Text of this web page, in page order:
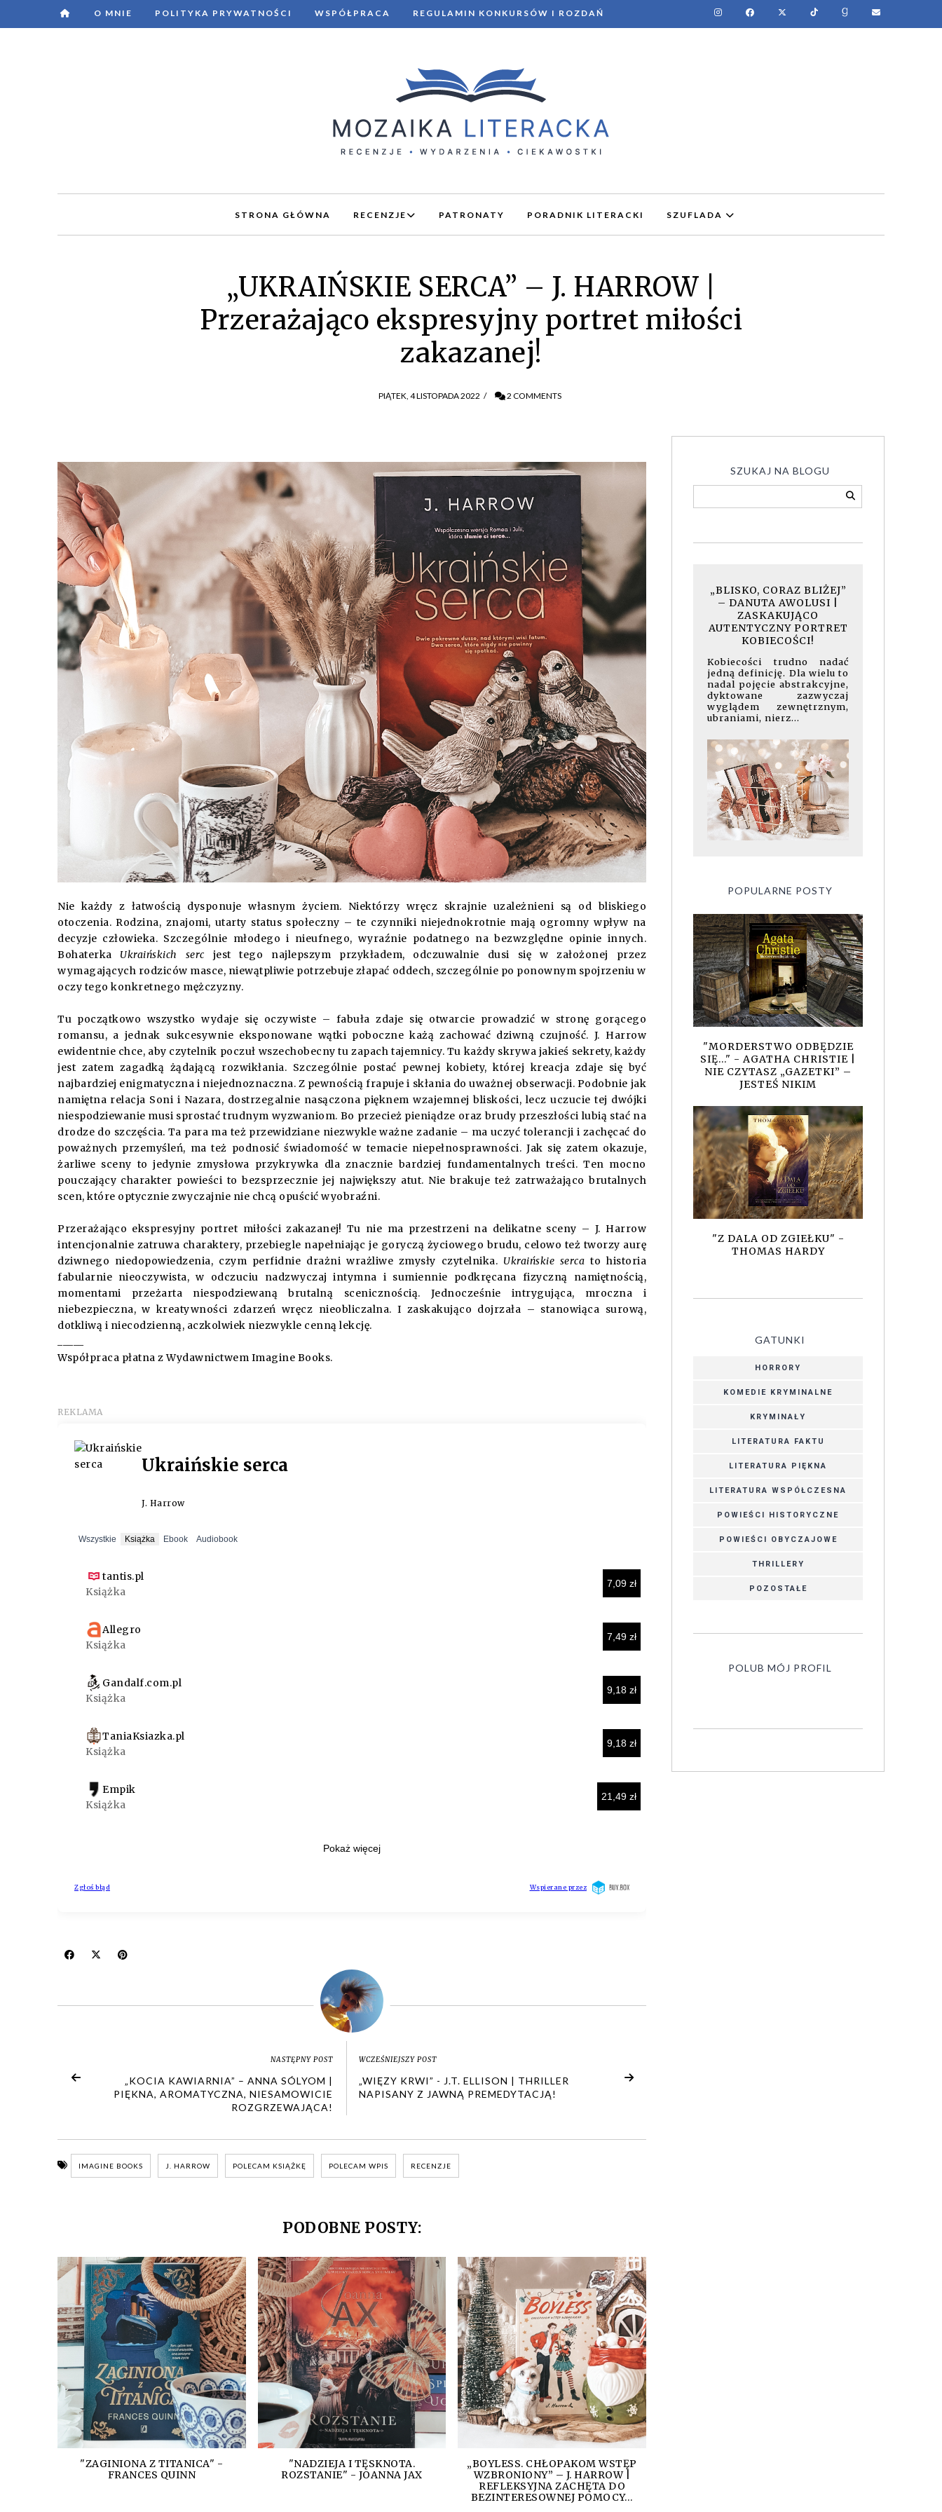
O MNIE POLITYKA PRYWATNOŚCI WSPÓŁPRACA REGULAMIN KONKURSÓW I ROZDAŃ
STRONA GŁÓWNA RECENZJE PATRONATY PORADNIK LITERACKI SZUFLADA
„UKRAIŃSKIE SERCA” – J. HARROW |
Przerażająco ekspresyjny portret miłości
zakazanej!
PIĄTEK, 4 LISTOPADA 2022 / 2 COMMENTS
Nie każdy z łatwością dysponuje własnym życiem. Niektórzy wręcz skrajnie uzależnieni są od bliskiego
otoczenia. Rodzina, znajomi, utarty status społeczny – te czynniki niejednokrotnie mają ogromny wpływ na
decyzje człowieka. Szczególnie młodego i nieufnego, wyraźnie podatnego na bezwzględne opinie innych.
Bohaterka Ukraińskich serc jest tego najlepszym przykładem, odczuwalnie dusi się w założonej przez
wymagających rodziców masce, niewątpliwie potrzebuje złapać oddech, szczególnie po ponownym spojrzeniu w
oczy tego konkretnego mężczyzny.
Tu początkowo wszystko wydaje się oczywiste – fabuła zdaje się otwarcie prowadzić w stronę gorącego
romansu, a jednak sukcesywnie eksponowane wątki poboczne każą zachować dziwną czujność. J. Harrow
ewidentnie chce, aby czytelnik poczuł wszechobecny tu zapach tajemnicy. Tu każdy skrywa jakieś sekrety, każdy
jest zatem zagadką żądającą rozwikłania. Szczególnie postać pewnej kobiety, której kreacja zdaje się być
najbardziej enigmatyczna i niejednoznaczna. Z pewnością frapuje i skłania do uważnej obserwacji. Podobnie jak
namiętna relacja Soni i Nazara, dostrzegalnie nasączona pięknem wzajemnej bliskości, lecz uczucie tej dwójki
niespodziewanie musi sprostać trudnym wyzwaniom. Bo przecież pieniądze oraz brudy przeszłości lubią stać na
drodze do szczęścia. Ta para ma też przewidziane niezwykle ważne zadanie – ma uczyć tolerancji i zachęcać do
poważnych przemyśleń, ma też podnosić świadomość w temacie niepełnosprawności. Jak się zatem okazuje,
żarliwe sceny to jedynie zmysłowa przykrywka dla znacznie bardziej fundamentalnych treści. Ten mocno
pouczający charakter powieści to bezsprzecznie jej największy atut. Nie brakuje też zatrważająco brutalnych
scen, które optycznie zwyczajnie nie chcą opuścić wyobraźni.
Przerażająco ekspresyjny portret miłości zakazanej! Tu nie ma przestrzeni na delikatne sceny – J. Harrow
intencjonalnie zatruwa charaktery, przebiegle napełniając je goryczą życiowego brudu, celowo też tworzy aurę
dziwnego niedopowiedzenia, czym perfidnie drażni wrażliwe zmysły czytelnika. Ukraińskie serca to historia
fabularnie nieoczywista, w odczuciu nadzwyczaj intymna i sumiennie podkręcana fizyczną namiętnością,
momentami przeżarta niespodziewaną brutalną scenicznością. Jednocześnie intrygująca, mroczna i
niebezpieczna, w kreatywności zdarzeń wręcz nieobliczalna. I zaskakująco dojrzała – stanowiąca surową,
dotkliwą i niecodzienną, aczkolwiek niezwykle cenną lekcję.
Współpraca płatna z Wydawnictwem Imagine Books.
NASTĘPNY POST
„KOCIA KAWIARNIA” – ANNA SÓLYOM |
PIĘKNA, AROMATYCZNA, NIESAMOWICIE
ROZGRZEWAJĄCA!
WCZEŚNIEJSZY POST
„WIĘZY KRWI” - J.T. ELLISON | THRILLER
NAPISANY Z JAWNĄ PREMEDYTACJĄ!
IMAGINE BOOKS J. HARROW POLECAM KSIĄŻKĘ POLECAM WPIS RECENZJE
PODOBNE POSTY:
"ZAGINIONA Z TITANICA" -
FRANCES QUINN
"NADZIEJA I TĘSKNOTA.
ROZSTANIE" - JOANNA JAX
„BOYLESS. CHŁOPAKOM WSTĘP
WZBRONIONY” – J. HARROW |
REFLEKSYJNA ZACHĘTA DO
BEZINTERESOWNEJ POMOCY…
SZUKAJ NA BLOGU
„BLISKO, CORAZ BLIŻEJ”
– DANUTA AWOLUSI |
ZASKAKUJĄCO
AUTENTYCZNY PORTRET
KOBIECOŚCI!
Kobiecości trudno nadać
jedną definicję. Dla wielu to
nadal pojęcie abstrakcyjne,
dyktowane zazwyczaj
wyglądem zewnętrznym,
ubraniami, nierz...
POPULARNE POSTY
"MORDERSTWO ODBĘDZIE
SIĘ..." - AGATHA CHRISTIE |
NIE CZYTASZ „GAZETKI” –
JESTEŚ NIKIM
"Z DALA OD ZGIEŁKU" -
THOMAS HARDY
GATUNKI
HORRORY
KOMEDIE KRYMINALNE
KRYMINAŁY
LITERATURA FAKTU
LITERATURA PIĘKNA
LITERATURA WSPÓŁCZESNA
POWIEŚCI HISTORYCZNE
POWIEŚCI OBYCZAJOWE
THRILLERY
POZOSTAŁE
POLUB MÓJ PROFIL